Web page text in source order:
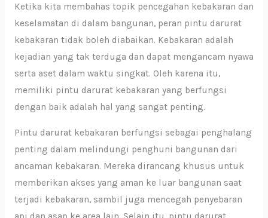
Ketika kita membahas topik pencegahan kebakaran dan
keselamatan di dalam bangunan, peran pintu darurat
kebakaran tidak boleh diabaikan. Kebakaran adalah
kejadian yang tak terduga dan dapat mengancam nyawa
serta aset dalam waktu singkat. Oleh karena itu,
memiliki pintu darurat kebakaran yang berfungsi
dengan baik adalah hal yang sangat penting.
Pintu darurat kebakaran berfungsi sebagai penghalang
penting dalam melindungi penghuni bangunan dari
ancaman kebakaran. Mereka dirancang khusus untuk
memberikan akses yang aman ke luar bangunan saat
terjadi kebakaran, sambil juga mencegah penyebaran